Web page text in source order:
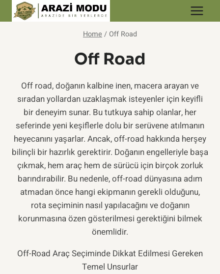
to
Home/ Off Road
Off Road
Off road, doğanın kalbine inen, macera arayan ve
sıradan yollardan uzaklaşmak isteyenler için keyifli
bir deneyim sunar. Bu tutkuya sahip olanlar, her
seferinde yeni keşiflerle dolu bir serüvene atılmanın
heyecanını yaşarlar. Ancak, off-road hakkında herşey
bilinçli bir hazırlık gerektirir. Doğanın engelleriyle başa
çıkmak, hem araç hem de sürücü için birçok zorluk
barındırabilir. Bu nedenle, off-road dünyasına adım
atmadan önce hangi ekipmanın gerekli olduğunu,
rota seçiminin nasıl yapılacağını ve doğanın
korunmasına özen gösterilmesi gerektiğini bilmek
önemlidir.
Off-Road Araç Seçiminde Dikkat Edilmesi Gereken
Temel Unsurlar